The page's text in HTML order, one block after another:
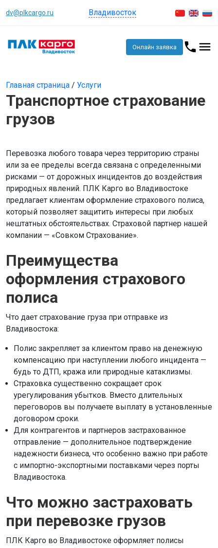
dv@plkcargo.ru Владивосток
Онлайн заявка
Главная страница / Услуги
Транспортное страхование
грузов
Перевозка любого товара через территорию страны
или за ее пределы всегда связана с определенными
рисками — от дорожных инцидентов до воздействия
природных явлений. ПЛК Карго во Владивостоке
предлагает клиентам оформление страхового полиса,
который позволяет защитить интересы при любых
нештатных обстоятельствах. Страховой партнер нашей
компании — «Совком Страхование».
Преимущества
оформления страхового
полиса
Что дает страхование груза при отправке из
Владивостока:
Полис закрепляет за клиентом право на денежную
компенсацию при наступлении любого инцидента —
будь то ДТП, кража или природные катаклизмы.
Страховка существенно сокращает срок
урегулирования убытков. Вместо длительных
переговоров вы получаете выплату в установленные
договором сроки.
Для контрагентов и партнеров застрахованное
отправление — дополнительное подтверждение
надежности бизнеса, что особенно важно при работе
с импортно-экспортными поставками через порты
Владивостока.
Что можно застраховать
при перевозке грузов
ПЛК Карго во Владивостоке оформляет полисы